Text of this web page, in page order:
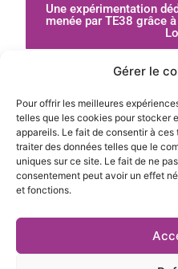
Gérer le
Pour offrir les meilleures
telles que les cookies pour stocker
appareils. Le fait de consentir à
traiter des données telles que le
uniques sur ce site. Le fait de ne
consentement peut avoir un effet
et fonctions.
Une expérimentation
menée par TE38 grâce